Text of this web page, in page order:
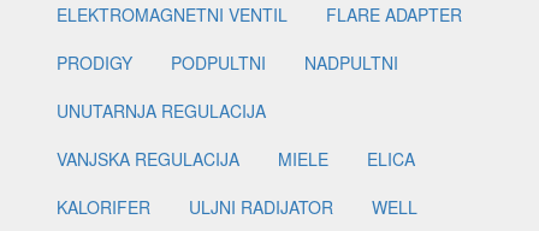
ELEKTROMAGNETNI VENTIL
FLARE ADAPTER
PRODIGY
PODPULTNI
NADPULTNI
UNUTARNJA REGULACIJA
VANJSKA REGULACIJA
MIELE
ELICA
KALORIFER
ULJNI RADIJATOR
WELL